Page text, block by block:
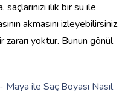
ılık bir su ile
akmasını izleyebilirsiniz.
zararı yoktur. Bunun gönül